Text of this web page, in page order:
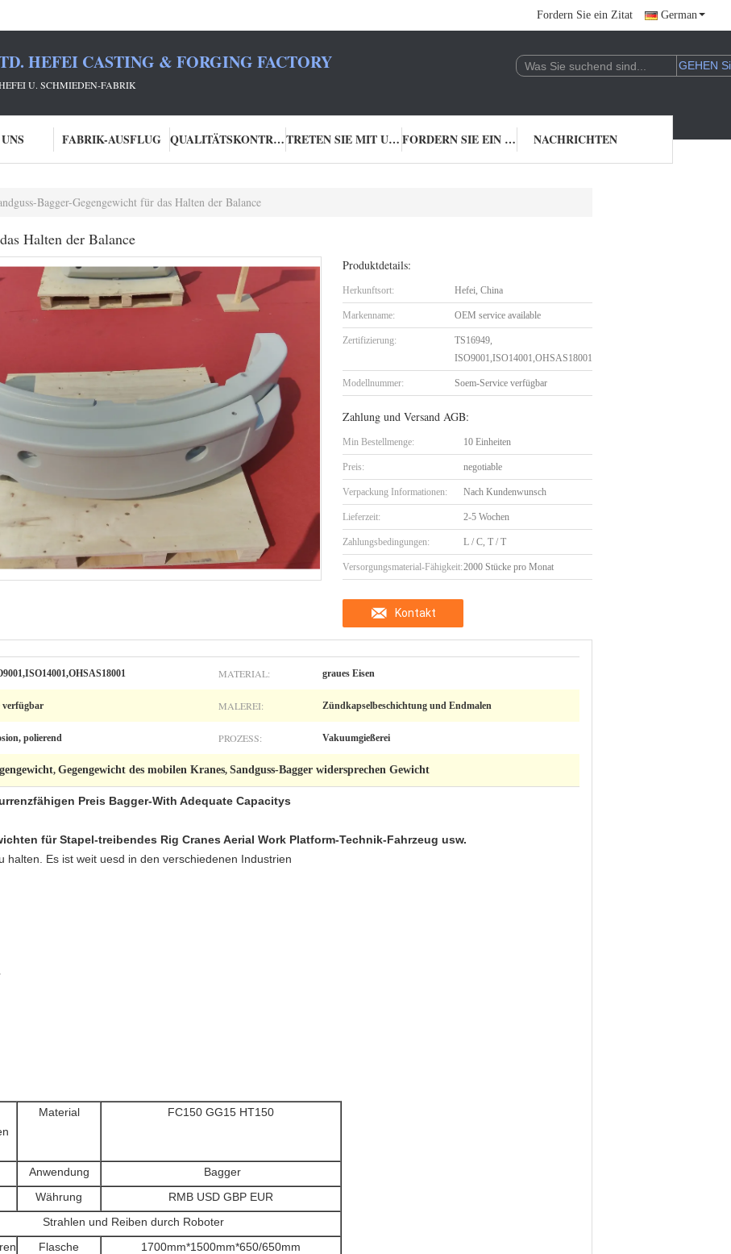
Fordern Sie ein Zitat German
HEFEI CASTING & FORGING FACTORY
U. SCHMIEDEN-FABRIK
FABRIK-AUSFLUG QUALITÄTSKONTROLLE TRETEN SIE MIT UNS IN VERBINDUNG FORDERN SIE EIN ZITAT NACHRICHTEN
Bagger-Gegengewicht für das Halten der Balance
Halten der Balance
Produktdetails:
Herkunftsort: Hefei, China
Markenname: OEM service available
Zertifizierung:
TS16949,
ISO9001,ISO14001,OHSAS18001
Modellnummer: Soem-Service verfügbar
Zahlung und Versand AGB:
Min Bestellmenge: 10 Einheiten
Preis: negotiable
Verpackung Informationen: Nach Kundenwunsch
Lieferzeit: 2-5 Wochen
Zahlungsbedingungen: L / C, T / T
Versorgungsmaterial-Fähigkeit:2000 Stücke pro Monat
Kontakt
MATERIAL: graues Eisen
verfügbar MALEREI: Zündkapselbeschichtung und Endmalen
polierend PROZESS: Vakuumgießerei
, Gegengewicht des mobilen Kranes, Sandguss-Bagger widersprechen Gewicht
Preis Bagger-With Adequate Capacitys
für Stapel-treibendes Rig Cranes Aerial Work Platform-Technik-Fahrzeug usw.
Es ist weit uesd in den verschiedenen Industrien
Material FC150 GG15 HT150
Anwendung
Bagger
Währung
RMB USD GBP EUR
Strahlen und Reiben durch Roboter
Flasche
1700mm*1500mm*650/650mm